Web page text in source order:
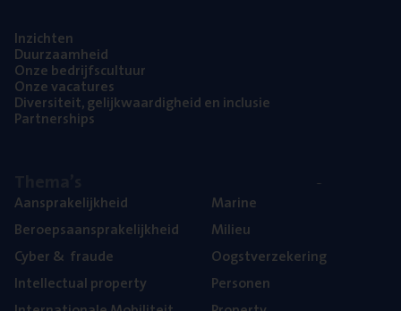
Inzich­ten
Duur­zaam­heid
Onze bedrijfs­cul­tuur
Onze vaca­tu­res
Diver­si­teit, gelijk­waar­dig­heid en inclusie
Part­ner­ships
Aan­spra­ke­lijk­heid
Beroeps­aan­spra­ke­lijk­heid
Cyber& fraude
Intel­lec­tu­al property
Mari­ne
Mili­eu
Oogst­ver­ze­ke­ring
Per­so­nen